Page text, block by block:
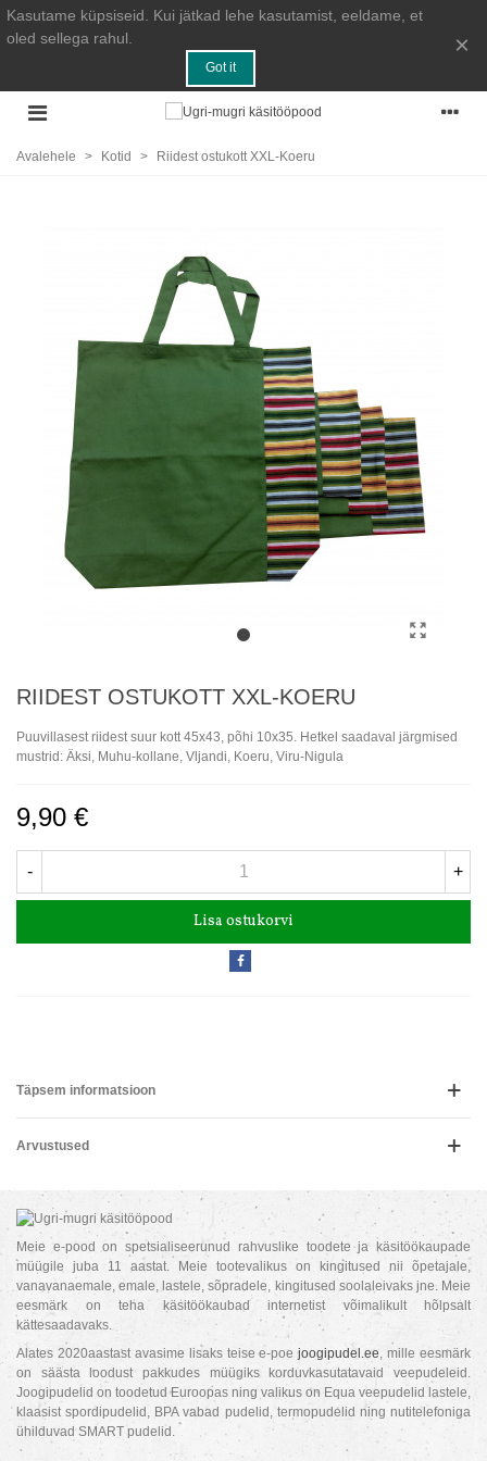
Kasutame küpsiseid. Kui jätkad lehe kasutamist, eeldame, et
oled sellega rahul.
Got it
×
Avalehele > Kotid > Riidest ostukott XXL-Koeru
RIIDEST OSTUKOTT XXL-KOERU
Puuvillasest riidest suur kott 45x43, põhi 10x35. Hetkel saadaval järgmised
mustrid: Äksi, Muhu-kollane, Vljandi, Koeru, Viru-Nigula
9,90 €
- +
Lisa ostukorvi
Täpsem informatsioon
Arvustused
Meie e-pood on spetsialiseerunud rahvuslike toodete ja käsitöökaupade
müügile juba 11 aastat. Meie tootevalikus on kingitused nii õpetajale,
vanavanaemale, emale, lastele, sõpradele, kingitused soolaleivaks jne. Meie
eesmärk on teha käsitöökaubad internetist võimalikult hõlpsalt
kättesaadavaks.
Alates 2020aastast avasime lisaks teise e-poejoogipudel.ee, mille eesmärk
on säästa loodust pakkudes müügiks korduvkasutatavaid veepudeleid.
Joogipudelid on toodetud Euroopas ning valikus on Equa veepudelid lastele,
klaasist spordipudelid, BPA vabad pudelid, termopudelid ning nutitelefoniga
ühilduvad SMART pudelid.